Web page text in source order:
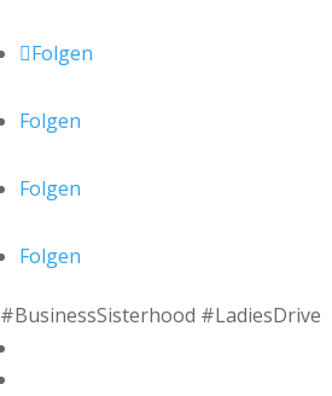
Folgen
Folgen
Folgen
Folgen
#BusinessSisterhood #LadiesDrive